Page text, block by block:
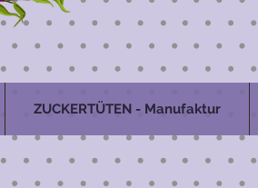
ZUCKERTÜTEN - Manufaktur